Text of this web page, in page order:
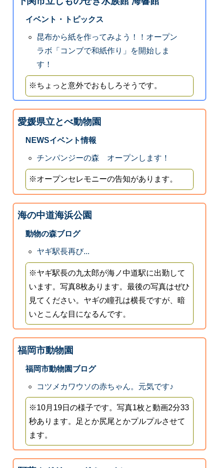
イベント・トピックス
昆布から紙を作ってみよう！！オープン
ラボ「コンブで和紙作り」を開始しま
す！
※ちょっと意外でおもしろそうです。
愛媛県立とべ動物園
NEWSイベント情報
チンパンジーの森 オープンします！
※オープンセレモニーの告知があります。
海の中道海浜公園
動物の森ブログ
ヤギ駅長再び...
※ヤギ駅長の九太郎が海ノ中道駅に出勤して
います。写真8枚あります。最後の写真はぜひ
見てください。ヤギの瞳孔は横長ですが、暗
いとこんな目になるんです。
福岡市動物園
福岡市動物園ブログ
コツメカワウソの赤ちゃん。元気です♪
※10月19日の様子です。写真1枚と動画2分33
秒あります。足とか尻尾とかプルプルさせて
ます。